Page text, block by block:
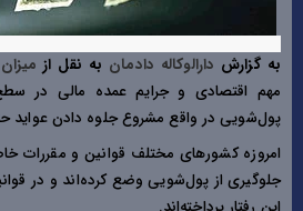
به گزارش دارالوکاله دادمان به نقل از میزان
مهم اقتصادی و جرایم عمده مالی در
پول‌شویی در واقع مشروع جلوه دادن عواید
امروزه کشور‌های مختلف قوانین و مقررات
جلوگیری از پول‌شویی وضع کرده‌اند و در